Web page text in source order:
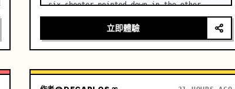
six-shooter pointed down in the other
立即體驗